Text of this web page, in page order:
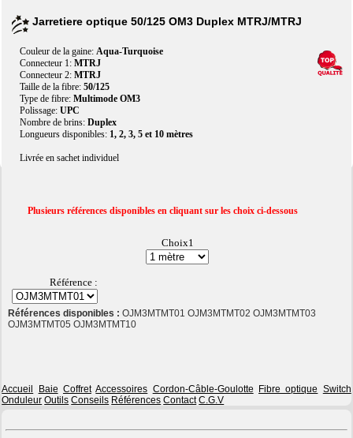
Jarretiere optique 50/125 OM3 Duplex MTRJ/MTRJ
Couleur de la gaine:Aqua-Turquoise
Connecteur 1:MTRJ
Connecteur 2:MTRJ
Taille de la fibre:50/125
Type de fibre:Multimode OM3
Polissage:UPC
Nombre de brins:Duplex
Longueurs disponibles: 1, 2, 3, 5 et 10 mètres
Livrée en sachet individuel
Plusieurs références disponibles en cliquant sur les choix ci-dessous
Choix1
Référence :
Références disponibles : OJM3MTMT01 OJM3MTMT02 OJM3MTMT03
OJM3MTMT05 OJM3MTMT10
Accueil Baie Coffret Accessoires Cordon-Câble-Goulotte Fibre optique Switch
Onduleur Outils Conseils Références Contact C.G.V